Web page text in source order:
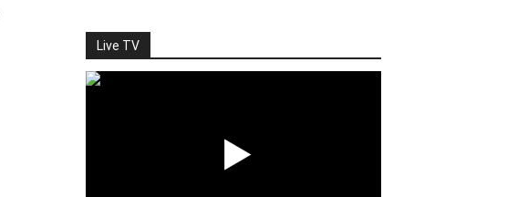
Live TV